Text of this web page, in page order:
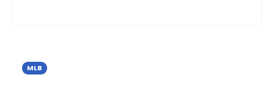
MLB